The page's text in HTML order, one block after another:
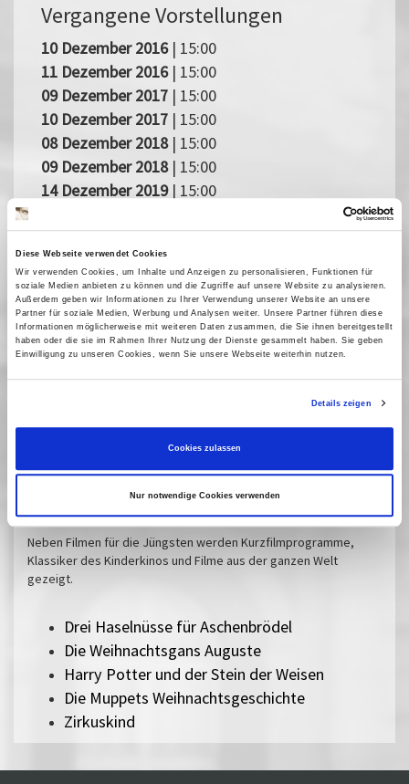
Diese Webseite verwendet Cookies
Wir verwenden Cookies, um Inhalte und Anzeigen zu personalisieren, Funktionen für
soziale Medien anbieten zu können und die Zugriffe auf unsere Website zu analysieren.
Außerdem geben wir Informationen zu Ihrer Verwendung unserer Website an unsere
Partner für soziale Medien, Werbung und Analysen weiter. Unsere Partner führen diese
Informationen möglicherweise mit weiteren Daten zusammen, die Sie ihnen bereitgestellt
haben oder die sie im Rahmen Ihrer Nutzung der Dienste gesammelt haben. Sie geben
Einwilligung zu unseren Cookies, wenn Sie unsere Webseite weiterhin nutzen.
Details zeigen
Cookies zulassen
Nur notwendige Cookies verwenden
Vergangene Vorstellungen
10 Dezember 2016| 15:00
11 Dezember 2016| 15:00
09 Dezember 2017 | 15:00
10 Dezember 2017 | 15:00
08 Dezember 2018| 15:00
09 Dezember 2018| 15:00
14 Dezember 2019| 15:00
05 Dezember 2021| 15:00
10 Dezember 2022
11 Dezember 2022| 15:00
02 Dezember 2023| 15:00
03 Dezember 2023| 15:00
14 Dezember 2024| 15:00
15 Dezember 2024| 15:00
07 Dezember 2025| 15:00
Kinderfilme
Neben Filmen für die Jüngsten werden Kurzfilmprogramme,
Klassiker des Kinderkinos und Filme aus der ganzen Welt
gezeigt.
Drei Haselnüsse für Aschenbrödel
Die Weihnachtsgans Auguste
Harry Potter und der Stein der Weisen
Die Muppets Weihnachtsgeschichte
Zirkuskind